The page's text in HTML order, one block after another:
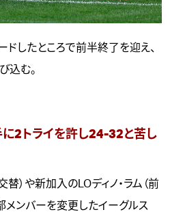
したところで前半終了を迎え、
込む。
2トライを許し24-32と苦し
）や新加入のLOディノ・ラム（前
メンバーを変更したイーグルス